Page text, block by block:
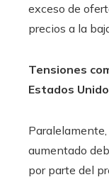
exceso de
precios a la
Tensiones
Estados
aumentado
por parte del